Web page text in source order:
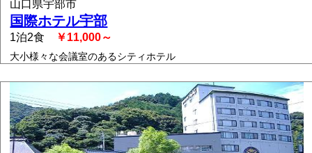
山口県宇部市
国際ホテル宇部
1泊2食 ￥11,000～
大小様々な会議室のあるシティホテル